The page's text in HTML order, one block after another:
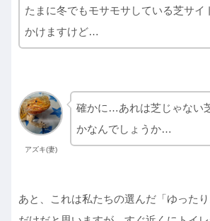
たまに冬でもモサモサしている芝サイ
かけますけど…
アズキ(妻)
確かに…あれは芝じゃない
かなんでしょうか…
あと、これは私たちの選んだ「ゆったり